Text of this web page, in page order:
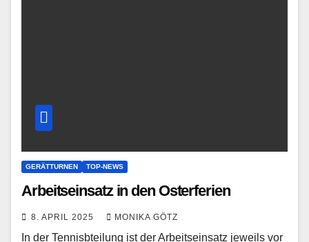
GERÄTTURNEN TOP-NEWS
Arbeitseinsatz in den Osterferien
8. APRIL 2025 MONIKA GÖTZ
In der Tennisbteilung ist der Arbeitseinsatz jeweils vor